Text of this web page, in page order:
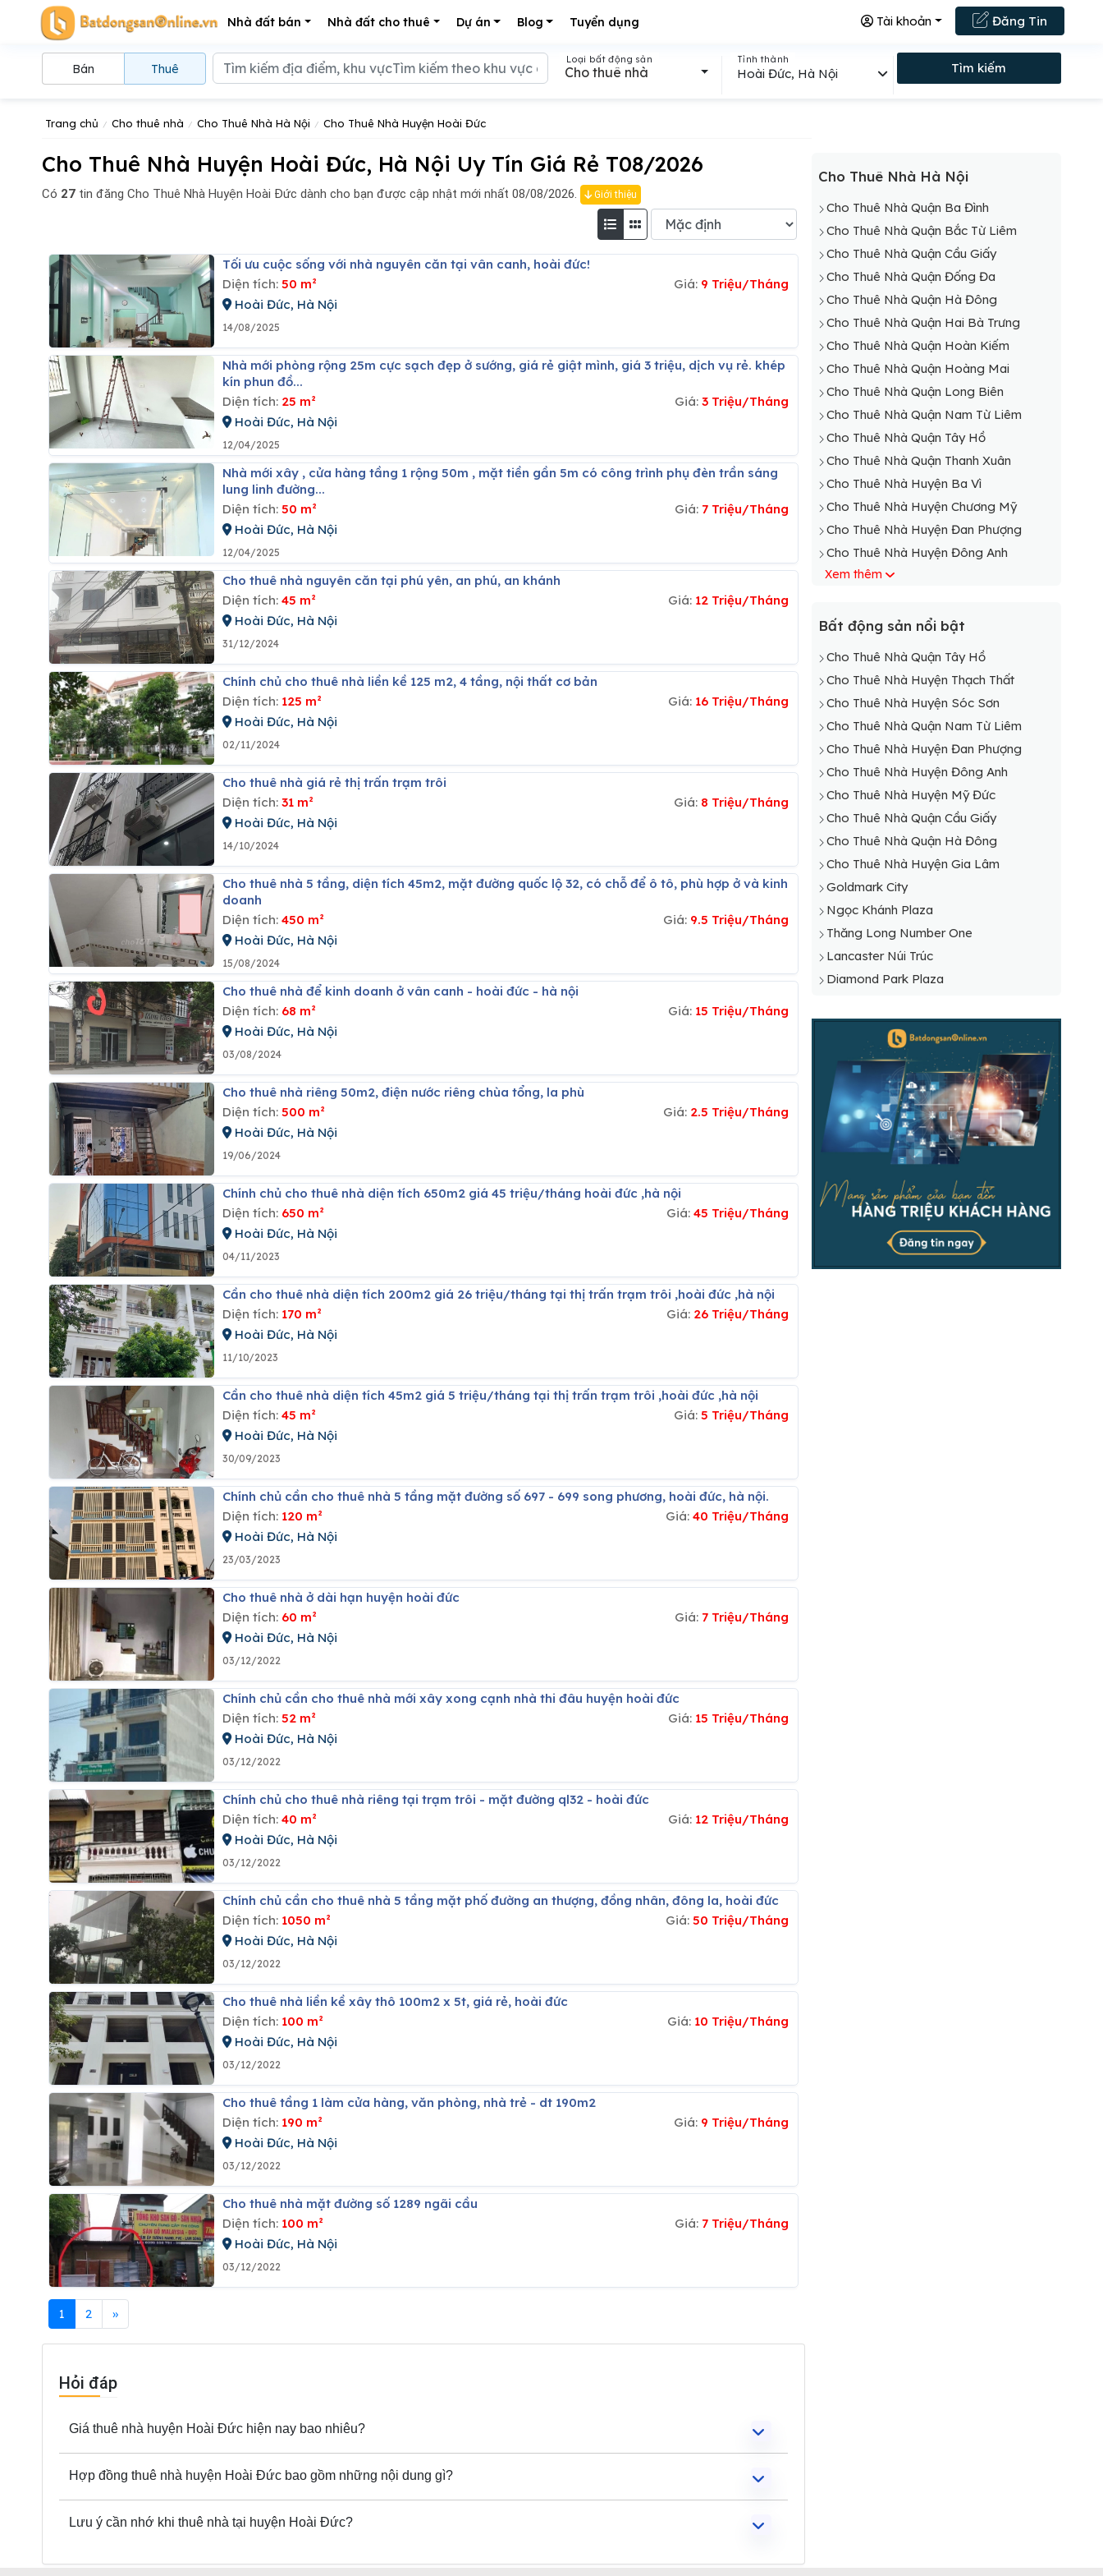
Nhà đất bán Nhà đất cho thuê Dự án Blog Tuyển dụng Đăng Tin
Tài khoản
Trang chủ Cho thuê nhà Cho Thuê Nhà Hà Nội Cho Thuê Nhà Huyện Hoài Đức
Cho Thuê Nhà Huyện Hoài Đức, Hà Nội Uy Tín Giá Rẻ T08/2026
Có 27 tin đăng Cho Thuê Nhà Huyện Hoài Đức dành cho bạn được cập nhật mới nhất 08/08/2026. Giới thiệu
Tối ưu cuộc sống với nhà nguyên căn tại vân canh, hoài đức!
Diện tích: 50 m² Giá: 9 Triệu/Tháng
Hoài Đức, Hà Nội
14/08/2025
Nhà mới phòng rộng 25m cực sạch đẹp ở sướng, giá rẻ giật mình, giá 3 triệu, dịch vụ rẻ. khép
kín phun đồ...
Diện tích: 25 m² Giá:3 Triệu/Tháng
Hoài Đức, Hà Nội
12/04/2025
Nhà mới xây , cửa hàng tầng 1 rộng 50m , mặt tiền gần 5m có công trình phụ đèn trần sáng
lung linh đường...
Diện tích: 50 m² Giá: 7 Triệu/Tháng
Hoài Đức, Hà Nội
12/04/2025
Cho thuê nhà nguyên căn tại phú yên, an phú, an khánh
Diện tích: 45 m² Giá: 12 Triệu/Tháng
Hoài Đức, Hà Nội
31/12/2024
Chính chủ cho thuê nhà liền kề 125 m2, 4 tầng, nội thất cơ bản
Diện tích: 125 m² Giá: 16 Triệu/Tháng
Hoài Đức, Hà Nội
02/11/2024
Cho thuê nhà giá rẻ thị trấn trạm trôi
Diện tích: 31 m² Giá: 8 Triệu/Tháng
Hoài Đức, Hà Nội
14/10/2024
Cho thuê nhà 5 tầng, diện tích 45m2, mặt đường quốc lộ 32, có chỗ để ô tô, phù hợp ở và kinh
doanh
Diện tích: 450 m² Giá: 9.5 Triệu/Tháng
Hoài Đức, Hà Nội
15/08/2024
Cho thuê nhà để kinh doanh ở vân canh - hoài đức - hà nội
Diện tích: 68 m² Giá: 15 Triệu/Tháng
Hoài Đức, Hà Nội
03/08/2024
Cho thuê nhà riêng 50m2, điện nước riêng chùa tổng, la phù
Diện tích: 500 m² Giá: 2.5 Triệu/Tháng
Hoài Đức, Hà Nội
19/06/2024
Chính chủ cho thuê nhà diện tích 650m2 giá 45 triệu/tháng hoài đức ,hà nội
Diện tích: 650 m² Giá:45 Triệu/Tháng
Hoài Đức, Hà Nội
04/11/2023
Cần cho thuê nhà diện tích 200m2 giá 26 triệu/tháng tại thị trấn trạm trôi ,hoài đức ,hà nội
Diện tích: 170 m² Giá: 26 Triệu/Tháng
Hoài Đức, Hà Nội
11/10/2023
Cần cho thuê nhà diện tích 45m2 giá 5 triệu/tháng tại thị trấn trạm trôi ,hoài đức ,hà nội
Diện tích: 45 m² Giá:5 Triệu/Tháng
Hoài Đức, Hà Nội
30/09/2023
Chính chủ cần cho thuê nhà 5 tầng mặt đường số 697 - 699 song phương, hoài đức, hà nội.
Diện tích: 120 m² Giá:40 Triệu/Tháng
Hoài Đức, Hà Nội
23/03/2023
Cho thuê nhà ở dài hạn huyện hoài đức
Diện tích: 60 m² Giá: 7 Triệu/Tháng
Hoài Đức, Hà Nội
03/12/2022
Chính chủ cần cho thuê nhà mới xây xong cạnh nhà thi đâu huyện hoài đức
Diện tích: 52 m² Giá: 15 Triệu/Tháng
Hoài Đức, Hà Nội
03/12/2022
Chính chủ cho thuê nhà riêng tại trạm trôi - mặt đường ql32 - hoài đức
Diện tích: 40 m² Giá: 12 Triệu/Tháng
Hoài Đức, Hà Nội
03/12/2022
Chính chủ cần cho thuê nhà 5 tầng mặt phố đường an thượng, đồng nhân, đông la, hoài đức
Diện tích: 1050 m² Giá:50 Triệu/Tháng
Hoài Đức, Hà Nội
03/12/2022
Cho thuê nhà liền kề xây thô 100m2 x 5t, giá rẻ, hoài đức
Diện tích: 100 m² Giá: 10 Triệu/Tháng
Hoài Đức, Hà Nội
03/12/2022
Cho thuê tầng 1 làm cửa hàng, văn phòng, nhà trẻ - dt 190m2
Diện tích: 190 m² Giá: 9 Triệu/Tháng
Hoài Đức, Hà Nội
03/12/2022
Cho thuê nhà mặt đường số 1289 ngãi cầu
Diện tích: 100 m² Giá: 7 Triệu/Tháng
Hoài Đức, Hà Nội
03/12/2022
1 2 »
Hỏi đáp
Giá thuê nhà huyện Hoài Đức hiện nay bao nhiêu?
Hợp đồng thuê nhà huyện Hoài Đức bao gồm những nội dung gì?
Lưu ý cần nhớ khi thuê nhà tại huyện Hoài Đức?
Cho Thuê Nhà Hà Nội
Cho Thuê Nhà Quận Ba Đình
Cho Thuê Nhà Quận Bắc Từ Liêm
Cho Thuê Nhà Quận Cầu Giấy
Cho Thuê Nhà Quận Đống Đa
Cho Thuê Nhà Quận Hà Đông
Cho Thuê Nhà Quận Hai Bà Trưng
Cho Thuê Nhà Quận Hoàn Kiếm
Cho Thuê Nhà Quận Hoàng Mai
Cho Thuê Nhà Quận Long Biên
Cho Thuê Nhà Quận Nam Từ Liêm
Cho Thuê Nhà Quận Tây Hồ
Cho Thuê Nhà Quận Thanh Xuân
Cho Thuê Nhà Huyện Ba Vì
Cho Thuê Nhà Huyện Chương Mỹ
Cho Thuê Nhà Huyện Đan Phượng
Cho Thuê Nhà Huyện Đông Anh
Cho Thuê Nhà Huyện Gia Lâm
Cho Thuê Nhà Huyện Mê Linh
Cho Thuê Nhà Huyện Phú Xuyên
Cho Thuê Nhà Huyện Phúc Thọ
Cho Thuê Nhà Huyện Quốc Oai
Cho Thuê Nhà Huyện Sóc Sơn
Cho Thuê Nhà Huyện Thạch Thất
Cho Thuê Nhà Huyện Thanh Oai
Cho Thuê Nhà Huyện Thanh Trì
Cho Thuê Nhà Huyện Thường Tín
Cho Thuê Nhà Huyện Ứng Hòa
Xem thêm
Bất động sản nổi bật
Cho Thuê Nhà Quận Tây Hồ
Cho Thuê Nhà Huyện Thạch Thất
Cho Thuê Nhà Huyện Sóc Sơn
Cho Thuê Nhà Quận Nam Từ Liêm
Cho Thuê Nhà Huyện Đan Phượng
Cho Thuê Nhà Huyện Đông Anh
Cho Thuê Nhà Huyện Mỹ Đức
Cho Thuê Nhà Quận Cầu Giấy
Cho Thuê Nhà Quận Hà Đông
Cho Thuê Nhà Huyện Gia Lâm
Goldmark City
Ngọc Khánh Plaza
Thăng Long Number One
Lancaster Núi Trúc
Diamond Park Plaza
Bán Thuê
Loại bất động sản
Cho thuê nhà
Tỉnh thành
Hoài Đức, Hà Nội Tìm kiếm